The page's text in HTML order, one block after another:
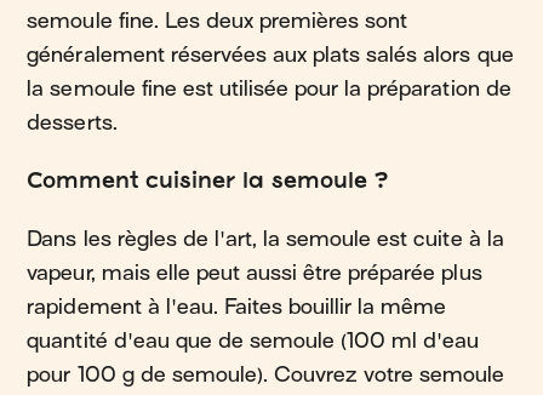
semoule fine. Les deux premières sont
généralement réservées aux plats salés alors que
la semoule fine est utilisée pour la préparation de
desserts.
Comment cuisiner la semoule ?
Dans les règles de l'art, la semoule est cuite à la
vapeur, mais elle peut aussi être préparée plus
rapidement à l'eau. Faites bouillir la même
quantité d'eau que de semoule (100 ml d'eau
pour 100 g de semoule). Couvrez votre semoule